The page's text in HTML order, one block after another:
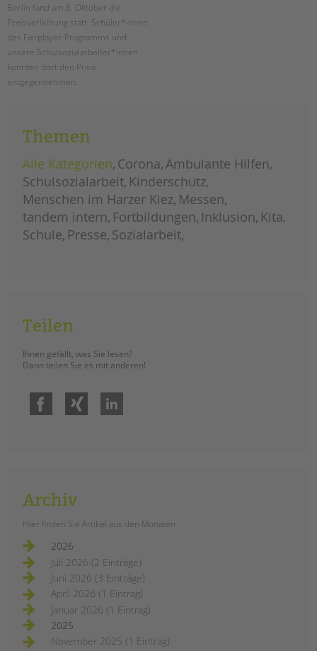
Berlin fand am 8. Oktober die
Preisverleihung statt. Schüler*innen
des Fairplayer-Programms und
unsere Schulsozialarbeiter*innen
konnten dort den Preis
entgegennehmen.
weiterlesenpreisverleihung
der
für
die
grundschule
an
der
bäke
Themen
Alle Kategorien Corona Ambulante Hilfen
Schulsozialarbeit Kinderschutz
Menschen im Harzer Kiez Messen
tandem intern Fortbildungen Inklusion Kita
Schule Presse Sozialarbeit
Teilen
Ihnen gefällt, was Sie lesen?
Dann teilen Sie es mit anderen!
Facebook
Archiv
Hier finden Sie Artikel aus den Monaten
2026
Juli 2026 (2 Einträge)
Juni 2026 (3 Einträge)
April 2026 (1 Eintrag)
Januar 2026 (1 Eintrag)
2025
November 2025 (1 Eintrag)